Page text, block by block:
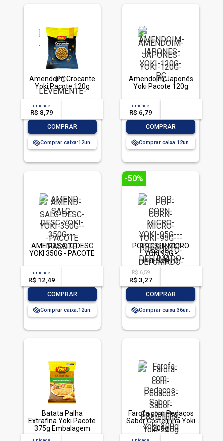
Amendoim Crocante
Yoki Pacote 120g
unidade
R$ 8,79
COMPRAR
Comprar caixa:12
Amendoim Japonês
Yoki Pacote 120g
unidade
R$ 6,79
COMPRAR
Comprar caixa:12
AMEND SALG DESC
YOKI 350G - PACOTE
unidade
R$ 12,49
COMPRAR
Comprar caixa:12
-50%
POP CORN MICRO
YOKI 95G -
PRESUNTO
DEFUMADO
R$ 6,59
R$ 3,27
COMPRAR
Comprar caixa:36
Batata Palha
Extrafina Yoki Pacote
375g Embalagem
Econômica
unidade
Farofa com Pedaços
Sabor Costelinha Yoki
200g
unidade